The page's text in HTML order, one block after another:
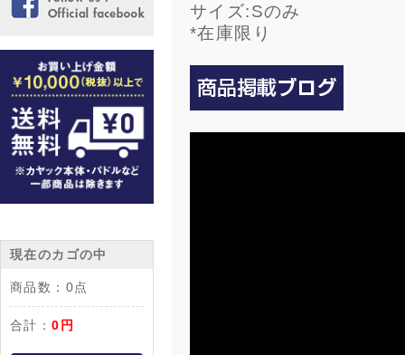
現在のカゴの中
商品数： 0点
合計：0円
サイズ:Sのみ
*在庫限り